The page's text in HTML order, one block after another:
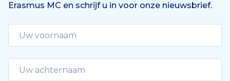
Erasmus MC en schrijf u in voor onze nieuwsbrief.